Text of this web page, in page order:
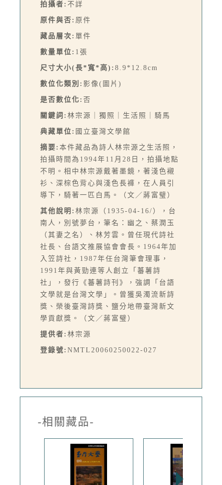
拍攝者: 不詳
原件與否: 原件
藏品層次: 單件
數量單位: 1張
尺寸大小(長*寬*高): 8.9*12.8cm
數位化類別: 影像(圖片)
是否數位化: 否
關鍵詞: 林宗源｜獨照｜生活照｜騎馬
典藏單位: 國立臺灣文學館
摘要: 本件藏品為詩人林宗源之生活照，
拍攝時間為1994年11月28日，拍攝地點
不明。相中林宗源戴著墨鏡，著淺色襯
衫、深棕色背心與淺色長褲，在人員引
導下，騎著一匹白馬。（文／蔣富璧）
其他說明: 林宗源（1935-04-16/），台
南人，別號夢台，筆名：幽之、蔡潤玉
（其妻之名）、林芳雲。曾任現代詩社
社長、台語文推展協會會長。1964年加
入笠詩社，1987年任台灣筆會理事，
1991年與黃勁連等人創立「蕃薯詩
社」，發行《蕃薯詩刊》，強調「台語
文學就是台灣文學」。曾獲吳濁流新詩
獎、榮後臺灣詩獎、鹽分地帶臺灣新文
學貢獻獎。（文／蔣富璧）
提供者: 林宗源
登錄號: NMTL20060250022-027
-相關藏品-